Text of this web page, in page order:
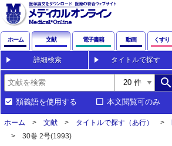
ホーム 文献 電子書籍 動画 くすり
詳細検索 タイトルで探す
search
類義語を使用する 本文閲覧可のみ
ホーム 文献 タイトルで探す（あ行）
30巻 2号(1993)